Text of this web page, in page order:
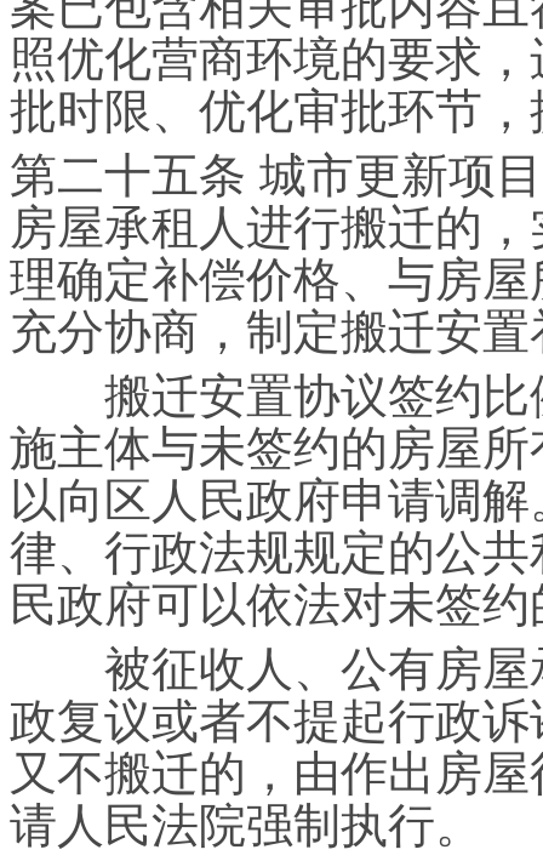
照优化营商环境的要求
批时限、优化审批环节
第二十五条 城市更新项
房屋承租人进行搬迁的
理确定补偿价格、与房
充分协商，制定搬迁安
搬迁安置协议签约比
施主体与未签约的房屋
以向区人民政府申请调
律、行政法规规定的公
民政府可以依法对未签
被征收人、公有房屋
政复议或者不提起行政
又不搬迁的，由作出房
请人民法院强制执行。